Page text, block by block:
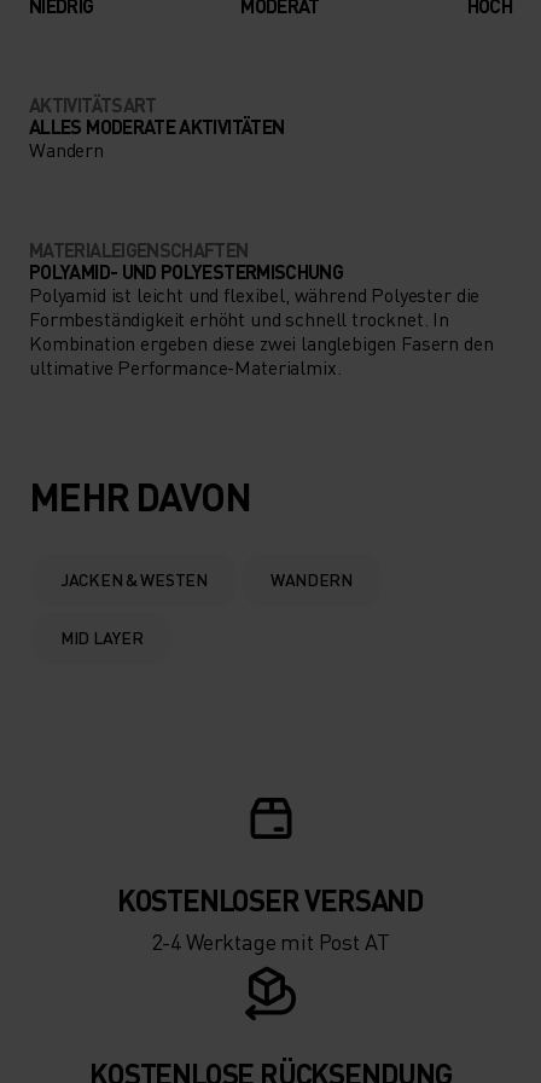
AKTIVITÄTSART
ALLES MODERATE AKTIVITÄTEN
Wandern
MATERIALEIGENSCHAFTEN
POLYAMID- UND POLYESTERMISCHUNG
Polyamid ist leicht und flexibel, während Polyester die
Formbeständigkeit erhöht und schnell trocknet. In
Kombination ergeben diese zwei langlebigen Fasern den
ultimative Performance-Materialmix.
MEHR DAVON
JACKEN & WESTEN WANDERN
MID LAYER
KOSTENLOSER VERSAND
2-4 Werktage mit Post AT
KOSTENLOSE RÜCKSENDUNG